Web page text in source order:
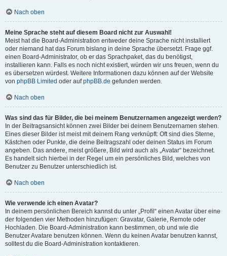
Nach oben
Meine Sprache steht auf diesem Board nicht zur Auswahl!
Meist hat die Board-Administration entweder deine Sprache nicht installiert
oder niemand hat das Forum bislang in deine Sprache übersetzt. Frage ggf.
einen Board-Administrator, ob er das Sprachpaket, das du benötigst,
installieren kann. Falls es noch nicht existiert, würden wir uns freuen, wenn du
es übersetzen würdest. Weitere Informationen dazu können auf der Website
von phpBB Limited oder aufphpBB.de gefunden werden.
Nach oben
Was sind das für Bilder, die bei meinem Benutzernamen angezeigt werden?
In der Beitragsansicht können zwei Bilder bei deinem Benutzernamen stehen.
Eines dieser Bilder ist meist mit deinem Rang verknüpft: Oft sind dies Sterne,
Kästchen oder Punkte, die deine Beitragszahl oder deinen Status im Forum
angeben. Das andere, meist größere, Bild wird auch als „Avatar“ bezeichnet.
Es handelt sich hierbei in der Regel um ein persönliches Bild, welches von
Benutzer zu Benutzer unterschiedlich ist.
Nach oben
Wie verwende ich einen Avatar?
In deinem persönlichen Bereich kannst du unter „Profil“ einen Avatar über eine
der folgenden vier Methoden hinzufügen: Gravatar, Galerie, Remote oder
Hochladen. Die Board-Administration kann bestimmen, ob und wie die
Benutzer Avatare benutzen können. Wenn du keinen Avatar benutzen kannst,
solltest du die Board-Administration kontaktieren.